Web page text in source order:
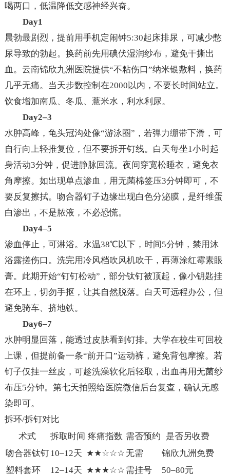
喝两口，低温降低交感神经兴奋。
Day1
晨勃最剧烈，提前用手机定闹钟5:30起床排尿，可减少憋
尿导致的勃起。换药前先用碘伏湿润纱布，避免干撕出
血。云南锦欣九洲医院提供“不粘伤口”纳米银敷料，换药
几乎无痛。当天步数控制在2000以内，不要长时间站立。
饮食增加南瓜、冬瓜、薏米水，利水利尿。
Day2–3
水肿高峰，龟头冠沟处像“游泳圈”，若弹力绷带下滑，可
自行向上轻推复位，但不要拆开钉线。白天每坐1小时起
身活动3分钟，促进静脉回流。夜间穿宽松睡衣，避免衣
角摩擦。如出现单点渗血，用无菌棉签压3分钟即可，不
要反复擦拭。吻合器钉子边缘出现白色分泌膜，是纤维蛋
白渗出，不是脓液，不必恐慌。
Day4–5
渗血停止，可淋浴。水温38℃以下，时间5分钟，禁用沐
浴露搓伤口。洗完用冷风档吹风机吹干，再薄涂红霉素眼
膏。此期开始“钉钉松动”，部分钛钉被顶起，像小钥匙挂
在环上，切勿手抠，让其自然脱落。白天可远程办公，但
避免骑车、挤地铁。
Day6–7
水肿明显回落，能透过皮肤看到钉排。大学在校生可回校
上课，但提前备一条“前开口”运动裤，避免背包摩擦。若
钉子仅挂一丝皮，可趁洗澡软化后轻取，出血再用无菌纱
布压5分钟。第七天拍照给医院微信后台复查，确认无感
染即可。
拆环/拆钉对比
术式
拆取时间 疼痛指数 需否预约 是否另收费
吻合器钛钉10–12天 ★★☆☆☆无需
锦欣九洲免费
塑料套环
12–14天 ★★★☆☆ 需挂号
50–80元